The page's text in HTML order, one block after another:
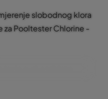
slobodnog klora
za Pooltester Chlorine -
od aluminijske folije.